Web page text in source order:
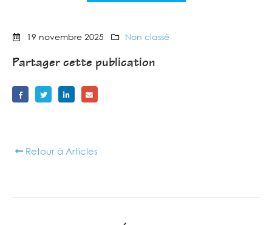
19 novembre 2025 Non classé
Partager cette publication
Retour à Articles